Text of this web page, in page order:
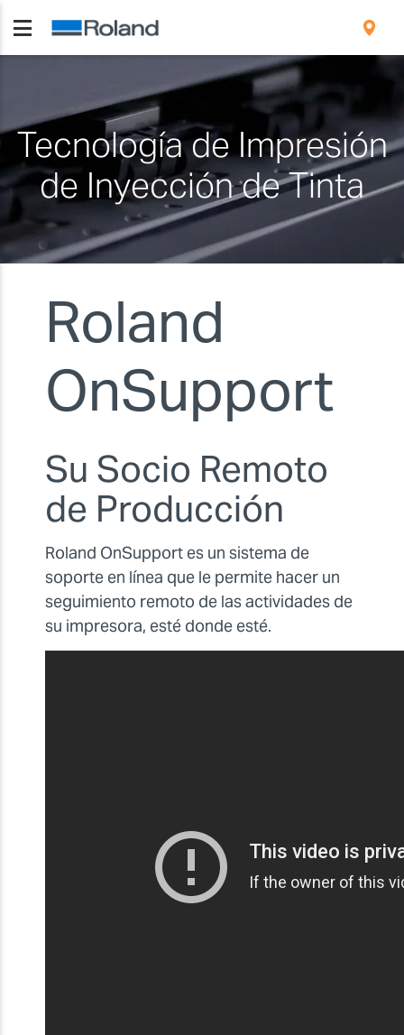
Tecnología de Impresión
de Inyección de Tinta
Roland
OnSupport
Su Socio Remoto
de Producción
Roland OnSupport es un sistema de
soporte en línea que le permite hacer un
seguimiento remoto de las actividades de
su impresora, esté donde esté.